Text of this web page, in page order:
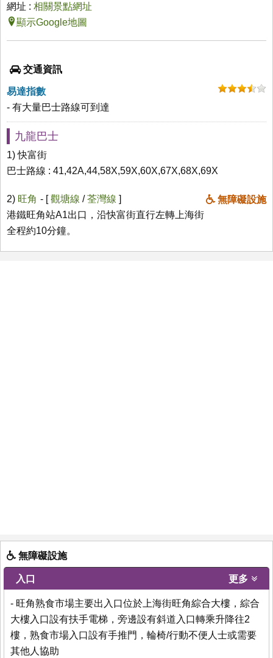
網址 : 相關景點網址
顯示Google地圖
交通資訊
易達指數
- 有大量巴士路線可到達
九龍巴士
1) 快富街
巴士路線 : 41,42A,44,58X,59X,60X,67X,68X,69X
2) 旺角 無障礙設施
- [觀塘線 /荃灣線 ]
港鐵旺角站A1出口，沿快富街直行左轉上海街
全程約10分鐘。
無障礙設施
入口 更多
- 旺角熟食市場主要出入口位於上海街旺角綜合大樓，綜合
大樓入口設有扶手電梯，旁邊設有斜道入口轉乘升降往2
樓，熟食市場入口設有手推門，輪椅/行動不便人士或需要
其他人協助